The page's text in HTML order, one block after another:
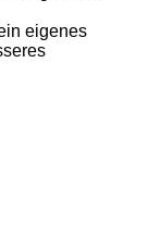
eigenes